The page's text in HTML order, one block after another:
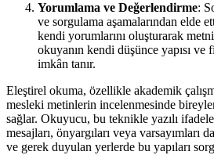
Yorumlama ve Değerlendirme:
ve sorgulama aşamalarından elde
kendi yorumlarını oluşturarak
okuyanın kendi düşünce yapısı
imkân tanır.
Eleştirel okuma, özellikle akademik
mesleki metinlerin incelenmesinde
sağlar. Okuyucu, bu teknikle yazılı
mesajları, önyargıları veya varsayımları
ve gerek duyulan yerlerde bu yapıları